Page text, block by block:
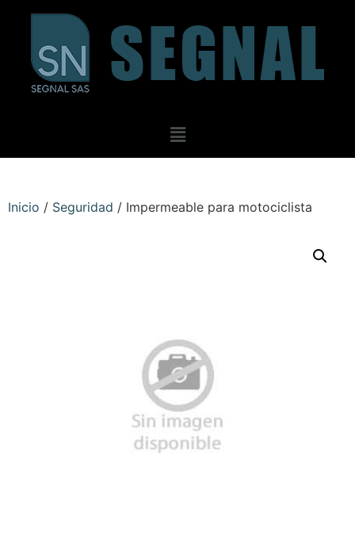
Inicio / Seguridad / Impermeable para motociclista